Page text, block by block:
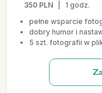
350 PLN
1 godz.
pełne wsparcie
dobry humor i
5 szt. fotografii w